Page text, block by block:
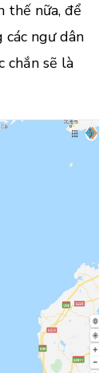
thế nữa, để
các ngư dân
chắn sẽ là